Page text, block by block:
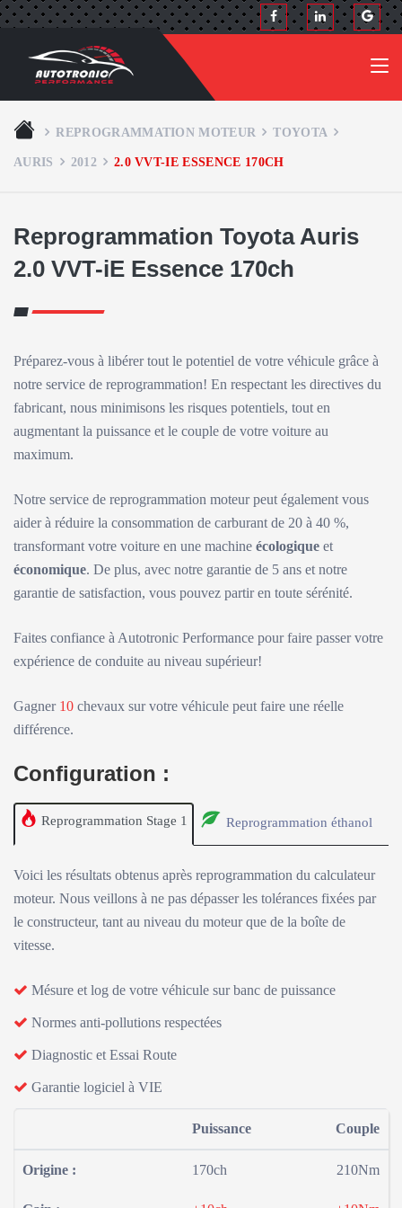
REPROGRAMMATION MOTEUR TOYOTA
AURIS 2012 2.0 VVT-IE ESSENCE 170CH
Reprogrammation Toyota Auris
2.0 VVT-iE Essence 170ch
Préparez-vous à libérer tout le potentiel de votre véhicule grâce à
notre service de reprogrammation! En respectant les directives du
fabricant, nous minimisons les risques potentiels, tout en
augmentant la puissance et le couple de votre voiture au
maximum.
Notre service de reprogrammation moteur peut également vous
aider à réduire la consommation de carburant de 20 à 40 %,
transformant votre voiture en une machine écologique et
économique. De plus, avec notre garantie de 5 ans et notre
garantie de satisfaction, vous pouvez partir en toute sérénité.
Faites confiance à Autotronic Performance pour faire passer votre
expérience de conduite au niveau supérieur!
Gagner 10 chevaux sur votre véhicule peut faire une réelle
différence.
Configuration :
Reprogrammation Stage 1 Reprogrammation éthanol
Voici les résultats obtenus après reprogrammation du calculateur
moteur. Nous veillons à ne pas dépasser les tolérances fixées par
le constructeur, tant au niveau du moteur que de la boîte de
vitesse.
Mésure et log de votre véhicule sur banc de puissance
Normes anti-pollutions respectées
Diagnostic et Essai Route
Garantie logiciel à VIE
Puissance Couple
Origine : 170ch 210Nm